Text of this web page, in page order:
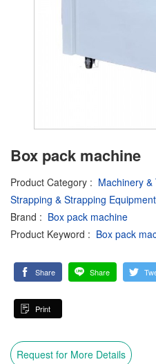
Box pack machine
Product Category : Machinery &
Strapping & Strapping Equipment
Brand : Box pack machine
Product Keyword : Box pack
Share Share
Print
Request for More Details